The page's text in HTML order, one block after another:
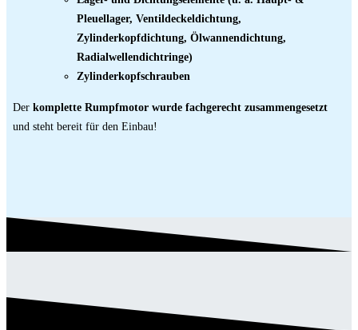
Pleuellager, Ventildeckeldichtung,
Zylinderkopfdichtung, Ölwannendichtung,
Radialwellendichtringe)
Zylinderkopfschrauben
Der komplette Rumpfmotor wurde fachgerecht zusammengesetzt
und steht bereit für den Einbau!